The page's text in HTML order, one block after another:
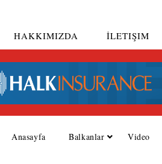
HAKKIMIZDA İLETIŞIM
Anasayfa Balkanlar Video